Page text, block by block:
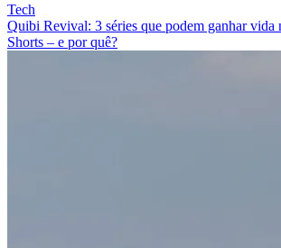
Tech
Quibi Revival: 3 séries que podem ganhar
Shorts – e por quê?